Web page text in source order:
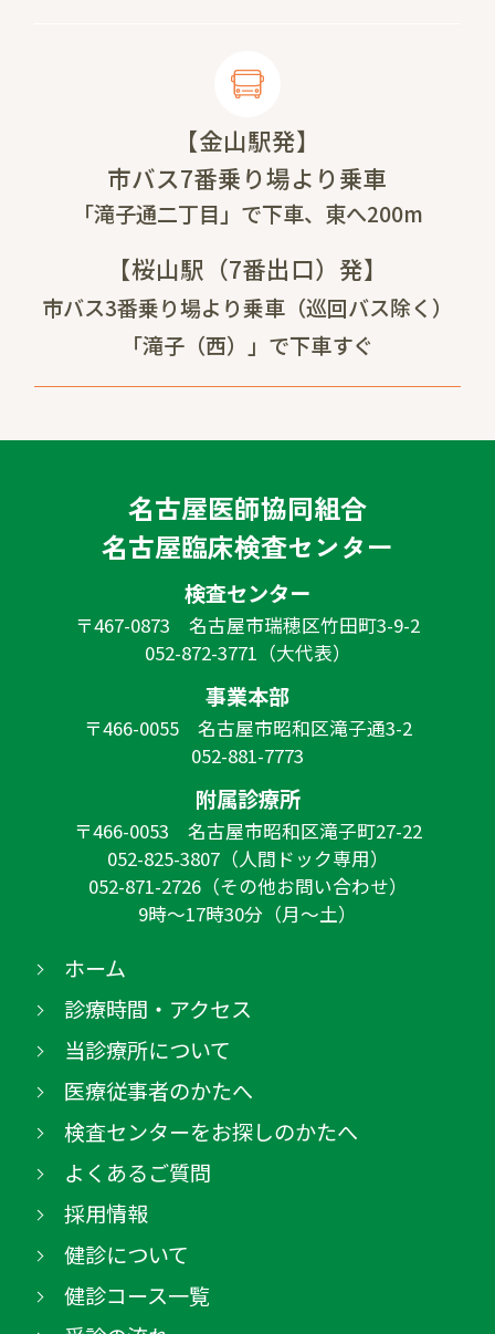
【金山駅発】
市バス7番乗り場より乗車
「滝子通二丁目」で下車、東へ200m
【桜山駅（7番出口）発】
市バス3番乗り場より乗車（巡回バス除く）
「滝子（西）」で下車すぐ
名古屋医師協同組合
名古屋臨床検査センター
検査センター
〒467-0873 名古屋市瑞穂区竹田町3-9-2
052-872-3771（大代表）
事業本部
〒466-0055 名古屋市昭和区滝子通3-2
052-881-7773
附属診療所
〒466-0053 名古屋市昭和区滝子町27-22
052-825-3807（人間ドック専用）
052-871-2726（その他お問い合わせ）
9時～17時30分（月～土）
ホーム
診療時間・アクセス
当診療所について
医療従事者のかたへ
検査センターをお探しのかたへ
よくあるご質問
採用情報
健診について
健診コース一覧